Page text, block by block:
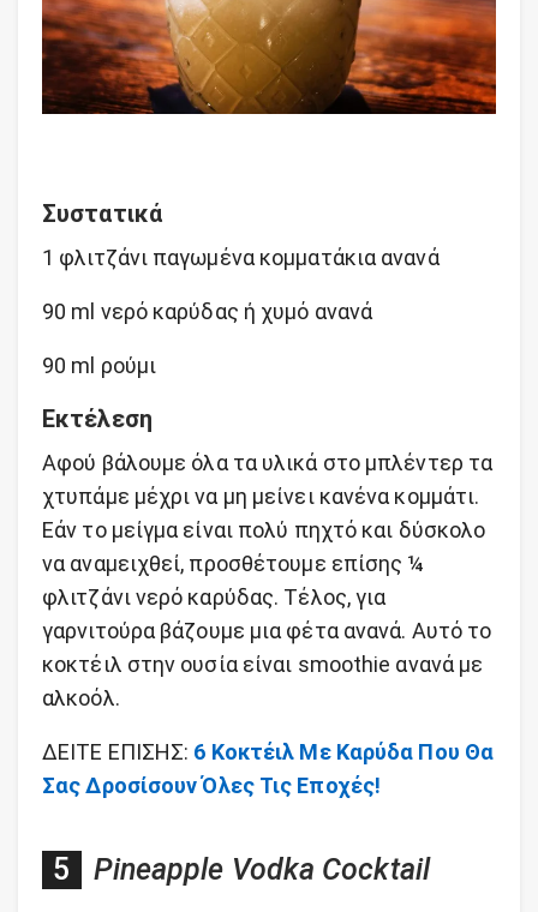
Συστατικά
1 φλιτζάνι παγωμένα κομματάκια ανανά
90 ml νερό καρύδας ή χυμό ανανά
90 ml ρούμι
Εκτέλεση
Αφού βάλουμε όλα τα υλικά στο μπλέντερ τα
χτυπάμε μέχρι να μη μείνει κανένα κομμάτι.
Εάν το μείγμα είναι πολύ πηχτό και δύσκολο
να αναμειχθεί, προσθέτουμε επίσης ¼
φλιτζάνι νερό καρύδας. Τέλος, για
γαρνιτούρα βάζουμε μια φέτα ανανά. Αυτό το
κοκτέιλ στην ουσία είναι smoothie ανανά με
αλκοόλ.
ΔΕΙΤΕ ΕΠΙΣΗΣ: 6 Κοκτέιλ Με Καρύδα Που Θα
Σας Δροσίσουν Όλες Τις Εποχές!
Pineapple Vodka Cocktail